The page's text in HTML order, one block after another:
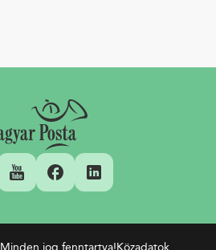
Minden jog fenntartva!Közadatok